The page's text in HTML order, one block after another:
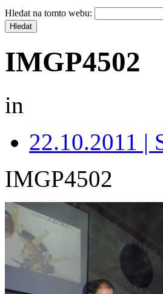
Hledat na tomto webu:
IMGP4502
in
22.10.2011 |
IMGP4502